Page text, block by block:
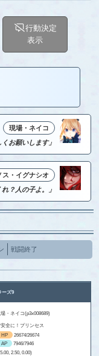
行動決定
表示
現場・ネイコ
くお願いします」
ス・イグナシオ
？人の子よ。」
戦闘終了
ーズ9
・ネイコ(p3x008689)
安全に！プリンセス
HP
26674/26674
AP
7946/7946
2.50, 0.00)